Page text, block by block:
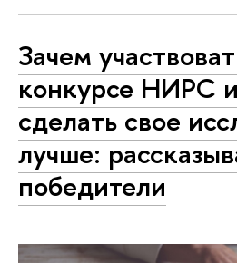
Зачем
конкурсе НИРС
сделать свое
лучше:
победители